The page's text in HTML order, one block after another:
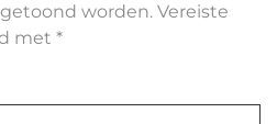
worden. Vereiste
met *